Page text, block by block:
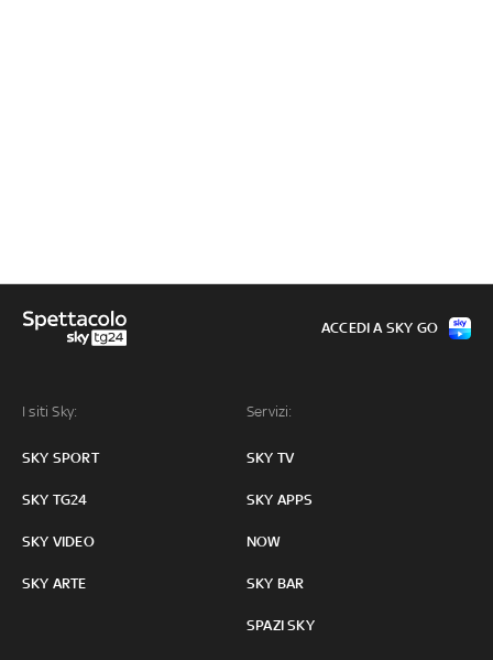
I siti Sky:
SKY SPORT
SKY TG24
SKY VIDEO
SKY ARTE
Servizi:
SKY TV
SKY APPS
NOW
SKY BAR
SPAZI SKY
ACCEDI A SKY GO